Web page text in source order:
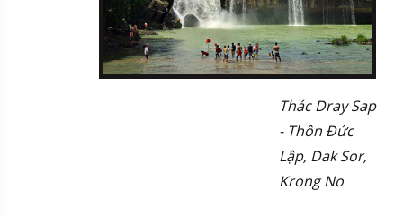
Thác Dray Sap
- Thôn Đức
Lập, Dak Sor,
Krong No